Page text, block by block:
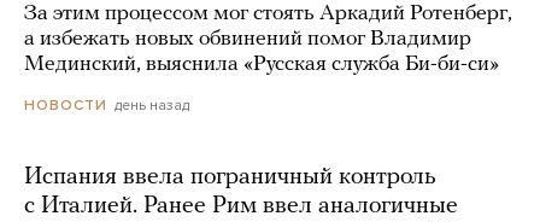
За этим процессом мог стоять Аркадий Ротенберг,
а избежать новых обвинений помог Владимир
Мединский, выяснила «Русская служба Би-би-си»
НОВОСТИ день назад
Испания ввела пограничный контроль
с Италией. Ранее Рим ввел аналогичные